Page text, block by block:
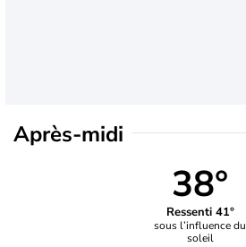
Après-midi
38°
Ressenti 41°
sous l’influence du
soleil